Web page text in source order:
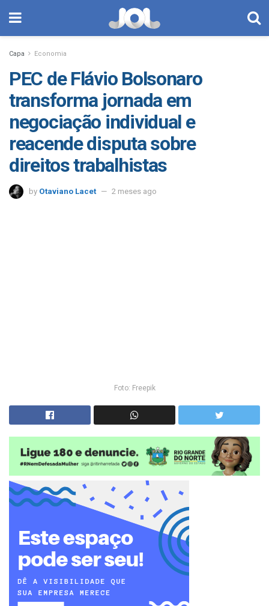
Capa Economia
PEC de Flávio Bolsonaro
transforma jornada em
negociação individual e
reacende disputa sobre
direitos trabalhistas
by Otaviano Lacet 2 meses ago
Foto: Freepik